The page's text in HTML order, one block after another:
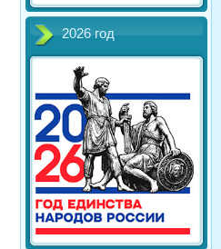
2026 год